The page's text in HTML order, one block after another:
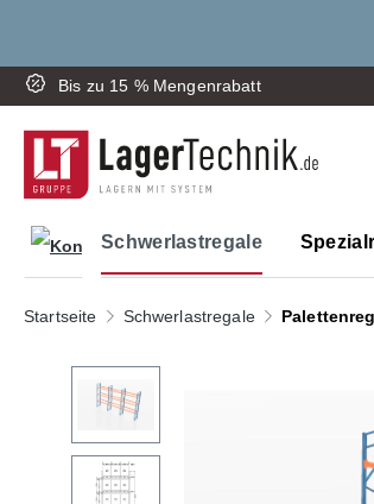
Bis zu 15 % Mengenrabatt
Schwerlastregale
Startseite Schwerlastregale
Bildergalerie überspringen